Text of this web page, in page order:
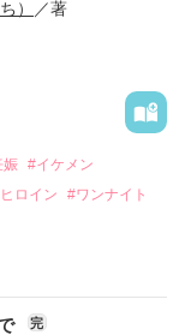
壊れてしまう。
よって
た。
いた哲平に
げてきた。
すことなく
） ／著
娠 #イケメン
ロイン
#ワンナイト
なかった梅田美
完